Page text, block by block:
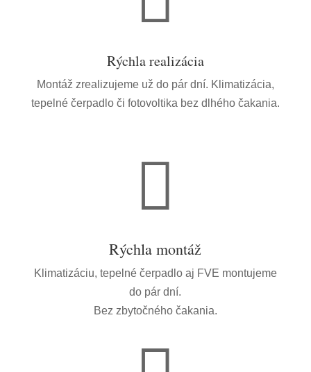
Rýchla realizácia
Montáž zrealizujeme už do pár dní. Klimatizácia,
tepelné čerpadlo či fotovoltika bez dlhého čakania.

Rýchla montáž
Klimatizáciu, tepelné čerpadlo aj FVE montujeme
do pár dní.
Bez zbytočného čakania.